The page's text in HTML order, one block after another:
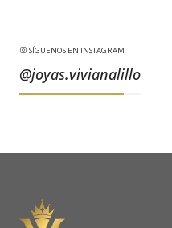
SÍGUENOS EN INSTAGRAM
@joyas.vivianalillo